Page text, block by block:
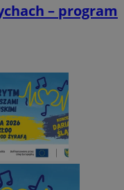
– program